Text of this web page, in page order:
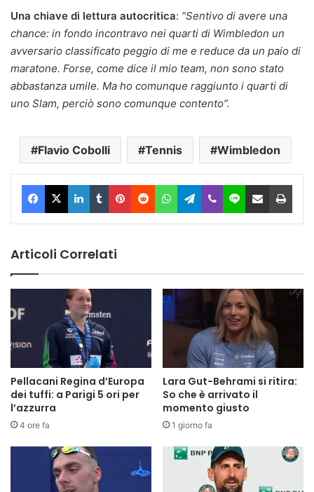
Una chiave di lettura autocritica: “Sentivo di avere una
chance: in fondo incontravo nei quarti di Wimbledon un
avversario classificato peggio di me e reduce da un paio di
maratone. Forse, come dice il mio team, non sono stato
abbastanza umile. Ma ho comunque raggiunto i quarti di
uno Slam, perciò sono comunque contento”.
Flavio Cobolli Tennis Wimbledon
Facebook
X LinkedIn
TumblrPinterest
RedditWhatsAppTelegram
ViberLine Condividi via Email
Articoli Correlati
Pellacani Regina d’Europa
dei tuffi: a Parigi 5 ori per
l’azzurra
4 ore fa
Lara Gut-Behrami si ritira:
So che è arrivato il
momento giusto
1 giorno fa